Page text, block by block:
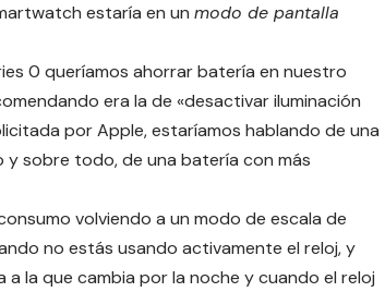
estaría en un modo de pantalla
0 queríamos ahorrar batería en nuestro
era la de «desactivar iluminación
por Apple, estaríamos hablando de una
y sobre todo, de una batería con más
volviendo a un modo de escala de
no estás usando activamente el reloj, y
la que cambia por la noche y cuando el reloj